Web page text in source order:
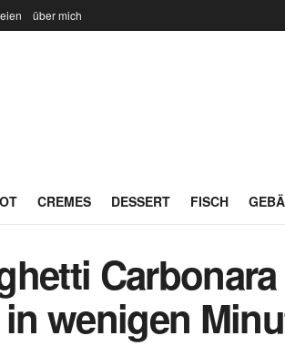
über mich
CREMES DESSERT FISCH
wenigen